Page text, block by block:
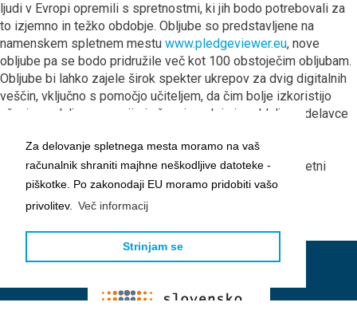
Za delovanje spletnega mesta moramo na vaš
računalnik shraniti majhne neškodljive datoteke -
piškotke. Po zakonodaji EU moramo pridobiti vašo
privolitev. Več informacij
Strinjam se
ljudi v Evropi opremili s spretnostmi, ki jih bodo potrebovali za
to izjemno in težko obdobje. Obljube so predstavljene na
namenskem spletnem mestu www.pledgeviewer.eu, nove
obljube pa se bodo pridružile več kot 100 obstoječim obljubam.
Obljube bi lahko zajele širok spekter ukrepov za dvig digitalnih
veščin, vključno s pomočjo učiteljem, da čim bolje izkoristijo
učenje na daljavo s svojimi učenci, podpirajo oddaljene delavce
Več informacij najdete nawww.pledgeviewer.eu . Na spletni
strani se lahko prijavijo in dodajajo tudi nove obljube.